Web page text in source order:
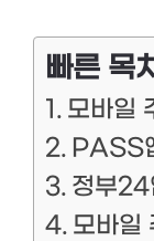
빠른 목
모바일
PASS
정부24
모바일